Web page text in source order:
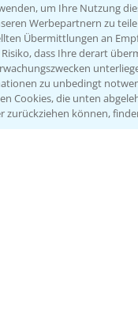
um Ihre Nutzung
Werbepartnern zu
Übermittlungen an
dass Ihre derart
zu unbedingt
Cookies, die unten
zurückziehen können,